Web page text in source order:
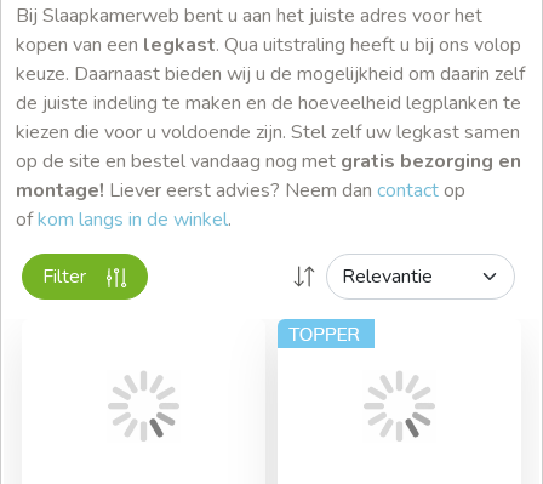
Bij Slaapkamerweb bent u aan het juiste adres voor het
kopen van een legkast. Qua uitstraling heeft u bij ons volop
keuze. Daarnaast bieden wij u de mogelijkheid om daarin zelf
de juiste indeling te maken en de hoeveelheid legplanken te
kiezen die voor u voldoende zijn. Stel zelf uw legkast samen
op de site en bestel vandaag nog met gratis bezorging en
montage! Liever eerst advies? Neem dan contactop
ofkom langs in de winkel.
Filter